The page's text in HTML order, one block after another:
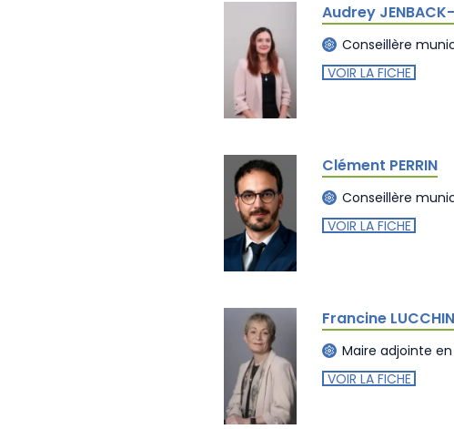
Audrey JENBACK-
Conseillère
VOIR LA FICHE
Clément PERRIN
Conseillère
VOIR LA FICHE
Francine
Maire adjointe
VOIR LA FICHE